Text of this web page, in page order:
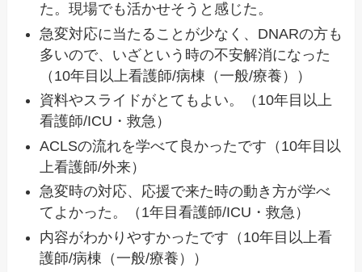
た。現場でも活かせそうと感じた。
急変対応に当たることが少なく、DNARの方も
多いので、いざという時の不安解消になった
（10年目以上看護師/病棟（一般/療養））
資料やスライドがとてもよい。（10年目以上
看護師/ICU・救急）
ACLSの流れを学べて良かったです（10年目以
上看護師/外来）
急変時の対応、応援で来た時の動き方が学べ
てよかった。（1年目看護師/ICU・救急）
内容がわかりやすかったです（10年目以上看
護師/病棟（一般/療養））